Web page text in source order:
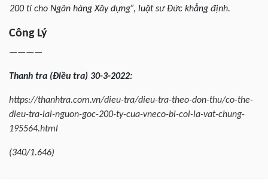
200 tỉ cho Ngân hàng Xây dựng”, luật sư Đức khẳng định.
Công Lý
————
Thanh tra (Điều tra) 30-3-2022:
https://thanhtra.com.vn/dieu-tra/dieu-tra-theo-don-thu/co-the-
dieu-tra-lai-nguon-goc-200-ty-cua-vneco-bi-coi-la-vat-chung-
195564.html
(340/1.646)